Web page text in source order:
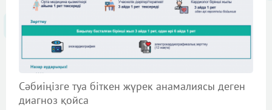
Сәбиіңізге туа біткен жүрек анамалиясы деген
диагноз қойса